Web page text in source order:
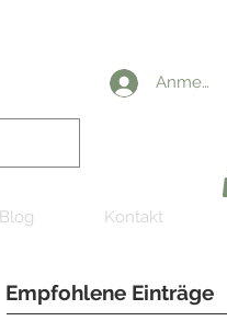
Anmelden
Blog Kontakt
Empfohlene Einträge